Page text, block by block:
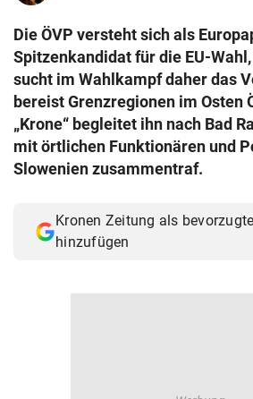
search
Suchbegriff
eingeben
© Krone Multimedia GmbH & Co KG 2026
Muthgasse 2, 1190 Wien
Die ÖVP versteht sich als
Spitzenkandidat für die EU-
sucht im Wahlkampf daher das
bereist Grenzregionen im Osten
„Krone“ begleitet ihn nach Bad
mit örtlichen Funktionären und
Slowenien zusammentraf.
Kronen Zeitung als
hinzufügen